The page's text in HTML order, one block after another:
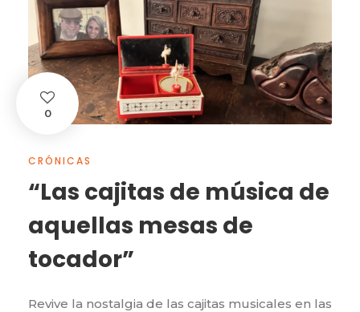
0
CRÓNICAS
“Las cajitas de música de
aquellas mesas de
tocador”
Revive la nostalgia de las cajitas musicales en las